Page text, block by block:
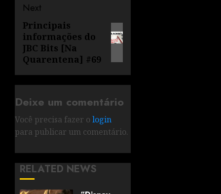
Next
Principais
informações do
JBC Bits [Na
Quarentena] #69
Deixe um comentário
Você precisa fazer o login
para publicar um comentário.
RELATED NEWS